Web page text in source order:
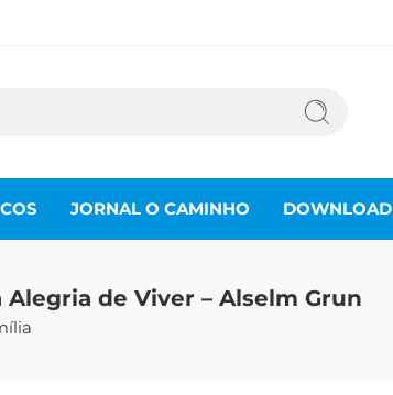
JORNAL O CAMINHO DOWNLOAD
de Viver – Alselm Grun